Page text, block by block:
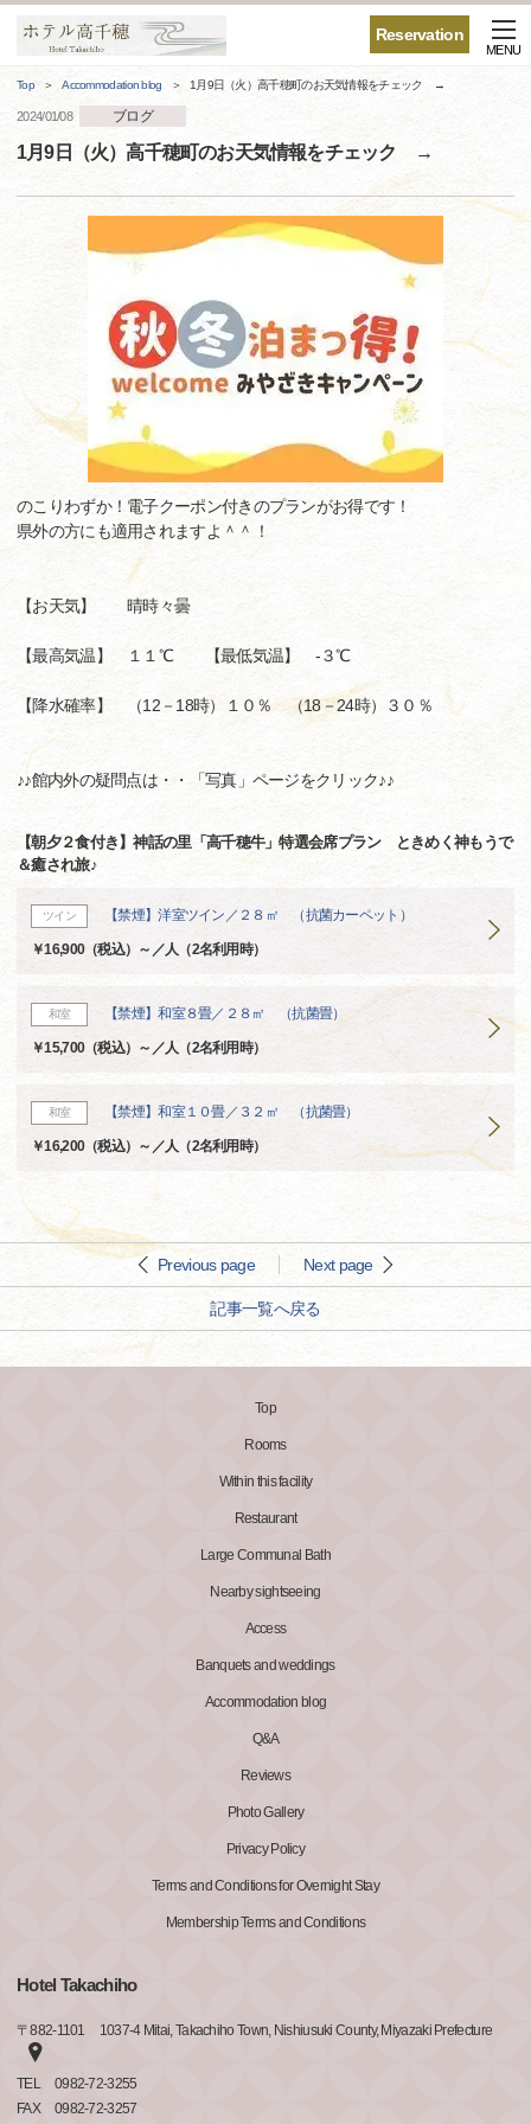
Reservation
MENU
Top Accommodation blog 1月9日（火）高千穂町のお天気情報をチェック →
2024/01/08 ブログ
1月9日（火）高千穂町のお天気情報をチェック →
のこりわずか！電子クーポン付きのプランがお得です！
県外の方にも適用されますよ＾＾！
【お天気】 晴時々曇
【最高気温】 １１℃ 【最低気温】 -３℃
【降水確率】 （12－18時）１０％ （18－24時）３０％
♪♪館内外の疑問点は・・「写真」ページをクリック♪♪
【朝夕２食付き】神話の里「高千穂牛」特選会席プラン ときめく神もうで
＆癒され旅♪
ツイン 【禁煙】洋室ツイン／２８㎡ （抗菌カーペット）
￥16,900（税込）～／人（2名利用時）
和室 【禁煙】和室８畳／２８㎡ （抗菌畳）
￥15,700（税込）～／人（2名利用時）
和室 【禁煙】和室１０畳／３２㎡ （抗菌畳）
￥16,200（税込）～／人（2名利用時）
Previous page Next page
記事一覧へ戻る
Top
Rooms
Within this facility
Restaurant
Large Communal Bath
Nearby sightseeing
Access
Banquets and weddings
Accommodation blog
Q&A
Reviews
Photo Gallery
Privacy Policy
Terms and Conditions for Overnight Stay
Membership Terms and Conditions
Hotel Takachiho
〒882-1101 1037-4 Mitai, Takachiho Town, Nishiusuki County, Miyazaki Prefecture
TEL
0982-72-3255
FAX
0982-72-3257